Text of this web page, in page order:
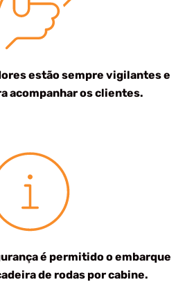
estão sempre vigilantes e
acompanhar os clientes.
é permitido o embarque
de rodas por cabine.